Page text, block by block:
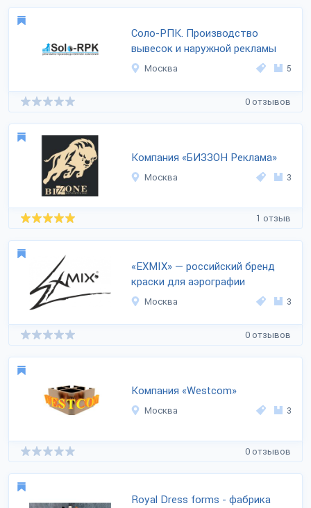
Соло-РПК. Производство
вывесок и наружной рекламы
Москва 5
0 отзывов
Компания «БИЗЗОН Реклама»
Москва 3
1 отзыв
«EXMIX» — российский бренд
краски для аэрографии
Москва 3
0 отзывов
Компания «Westcom»
Москва 3
0 отзывов
Royal Dress forms - фабрика